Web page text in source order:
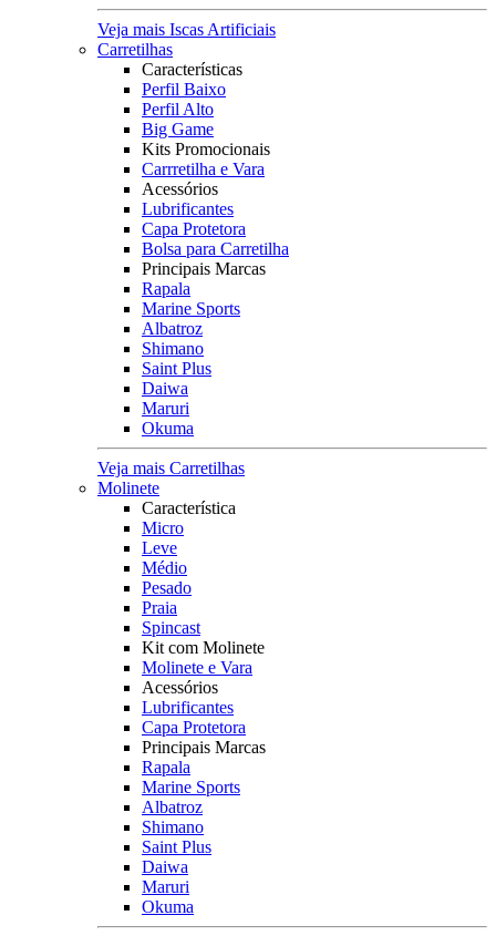
Veja mais Iscas Artificiais
Carretilhas
Características
Perfil Baixo
Perfil Alto
Big Game
Kits Promocionais
Carrretilha e Vara
Acessórios
Lubrificantes
Capa Protetora
Bolsa para Carretilha
Principais Marcas
Rapala
Marine Sports
Albatroz
Shimano
Saint Plus
Daiwa
Maruri
Okuma
Veja mais Carretilhas
Molinete
Característica
Micro
Leve
Médio
Pesado
Praia
Spincast
Kit com Molinete
Molinete e Vara
Acessórios
Lubrificantes
Capa Protetora
Principais Marcas
Rapala
Marine Sports
Albatroz
Shimano
Saint Plus
Daiwa
Maruri
Okuma